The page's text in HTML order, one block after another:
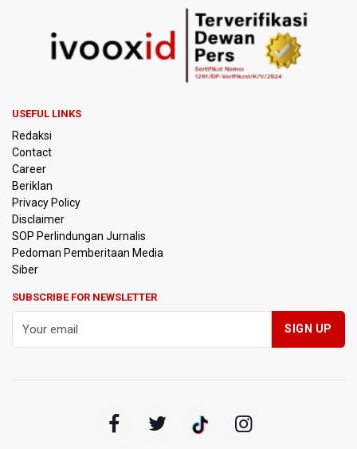
Pemerintah Tetapkan Harga Patokan Batu Bara Agustus
2026 USD 124,44 per Ton, Turun 5,62 Persen
Meretas Jalan Terjal Ekonomi Digital: Perjuangan Siti
Alifah Meraih Cita-cita “Utopis” Menjadi Guru Sejahtera
Anggota DPR Minta Rencana Kenaikan Gaji Kepala Daerah
Konsumsi Mulai Pekan Depan
BEI Catat Pertumbuhan Investor Saham Capai 10,05 Juta
SID
Flores Bersiap Gelar Festival Golo Koe 2026, Promosikan
TNI Gelar Latihan Kesiapsiagaan Penanggulangan
Bencana Gempa Bumi dan Tsunami di Bali
BPS Sebut Sensus Ekonomi 2026 untuk Perbarui Data
USEFUL LINKS
Redaksi
Contact
Career
Beriklan
Privacy Policy
Disclaimer
SOP Perlindungan Jurnalis
Pedoman Pemberitaan Media
Siber
SUBSCRIBE FOR NEWSLETTER